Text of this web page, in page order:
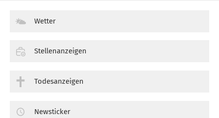
Wetter
Stellenanzeigen
Todesanzeigen
Newsticker